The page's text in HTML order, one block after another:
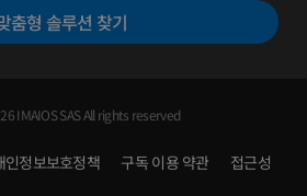
춤형 솔루션 찾기
IMAIOS SAS All rights reserved
인정보보호정책 구독 이용 약관
접근성